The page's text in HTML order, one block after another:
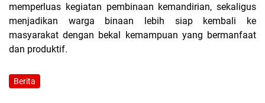
memperluas kegiatan pembinaan kemandirian, sekaligus
menjadikan warga binaan lebih siap kembali ke
masyarakat dengan bekal kemampuan yang bermanfaat
dan produktif.
Berita